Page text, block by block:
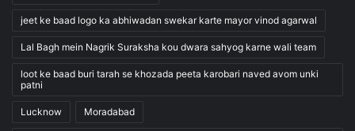
jeet ke baad logo ka abhiwadan swekar karte mayor vinod agarwal
Lal Bagh mein Nagrik Suraksha kou dwara sahyog karne wali team
loot ke baad buri tarah se khozada peeta karobari naved avom unki
patni
Lucknow Moradabad